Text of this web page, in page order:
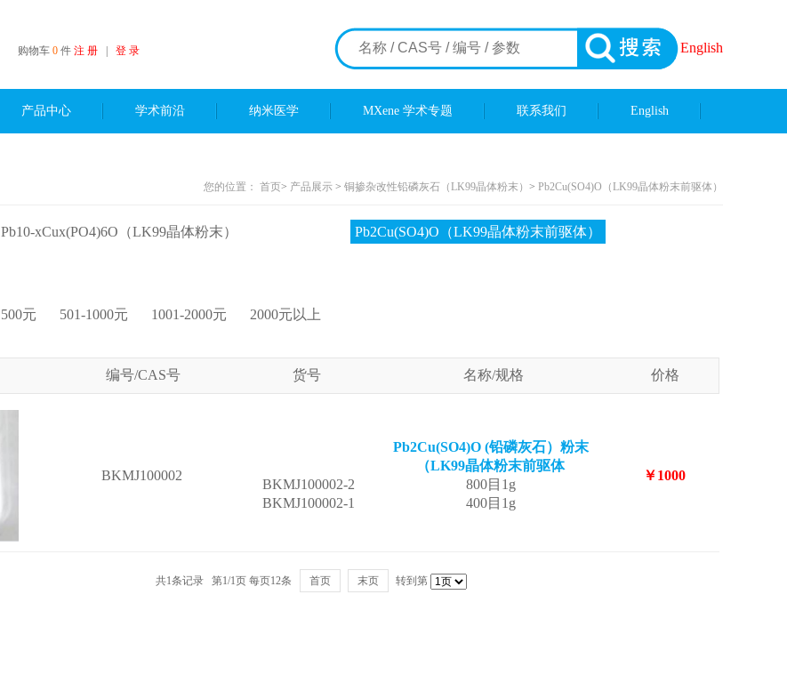
购物车 0 件 注 册 登 录 English
产品中心 学术前沿 纳米医学 MXene 学术专题 联系我们 English
您的位置： 首页> 产品展示 > 铜掺杂改性铅磷灰石（LK99晶体粉末） > Pb2Cu(SO4)O（LK99晶体粉末前驱体）
Pb10-xCux(PO4)6O（LK99晶体粉末） Pb2Cu(SO4)O（LK99晶体粉末前驱体）
500元 501-1000元 1001-2000元 2000元以上
编号/CAS号 货号 名称/规格 价格
BKMJ100002
Pb2Cu(SO4)O (铅磷灰石）粉末
（LK99晶体粉末前驱体
BKMJ100002-2
800目1g
BKMJ100002-1
400目1g
￥1000
共1条记录 第1/1页 每页12条 首页 末页 转到第